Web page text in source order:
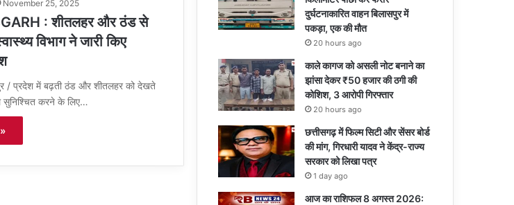
November 25, 2025
: शीतलहर और ठंड से
विभाग ने जारी किए
/ प्रदेश में बढ़ती ठंड और शीतलहर को देखते
सुनिश्चित करने के लिए…
दुर्घटनाकारित वाहन बिलासपुर में
पकड़ा, एक की मौत
20 hours ago
काले कागज को असली नोट बनाने का
झांसा देकर ₹50 हजार की ठगी की
कोशिश, 3 आरोपी गिरफ्तार
20 hours ago
छत्तीसगढ़ में फिल्म सिटी और सेंसर बोर्ड
की मांग, गिरधारी यादव ने केंद्र-राज्य
सरकार को लिखा पत्र
1 day ago
आज का राशिफल 8 अगस्त 2026: